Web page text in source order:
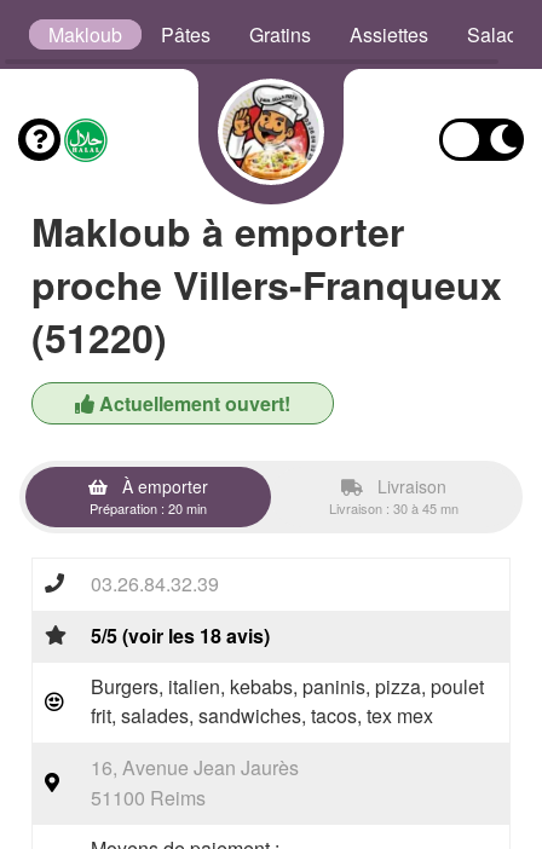
Makloub Pâtes Gratins Assiettes Salades
Makloub à emporter
proche Villers-Franqueux
(51220)
Actuellement ouvert!
À emporter
Préparation : 20 min
Livraison
Livraison : 30 à 45 mn
03.26.84.32.39
5/5 (voir les 18 avis)
Burgers, italien, kebabs, paninis, pizza, poulet
frit, salades, sandwiches, tacos, tex mex
16, Avenue Jean Jaurès
51100 Reims